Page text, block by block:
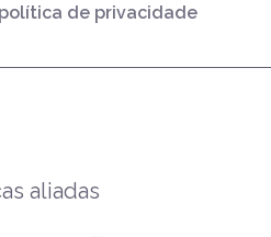
de privacidade
aliadas